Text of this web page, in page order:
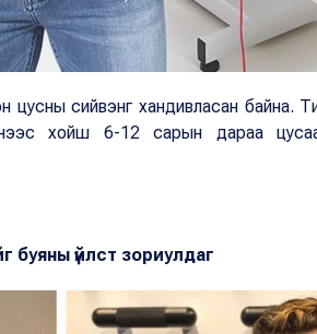
цусны сийвэнг хандивласан байна.
хойш 6-12 сарын дараа
буяны үйлст зориулдаг